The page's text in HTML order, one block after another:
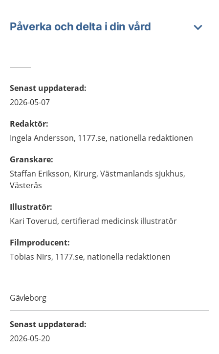
Påverka och delta i din vård
Senast uppdaterad:
2026-05-07
Redaktör:
Ingela Andersson, 1177.se, nationella redaktionen
Granskare:
Staffan Eriksson, Kirurg, Västmanlands sjukhus,
Västerås
Illustratör:
Kari Toverud, certifierad medicinsk illustratör
Filmproducent:
Tobias Nirs, 1177.se, nationella redaktionen
Gävleborg
Senast uppdaterad:
2026-05-20